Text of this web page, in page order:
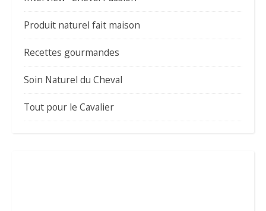
Produit naturel fait maison
Recettes gourmandes
Soin Naturel du Cheval
Tout pour le Cavalier